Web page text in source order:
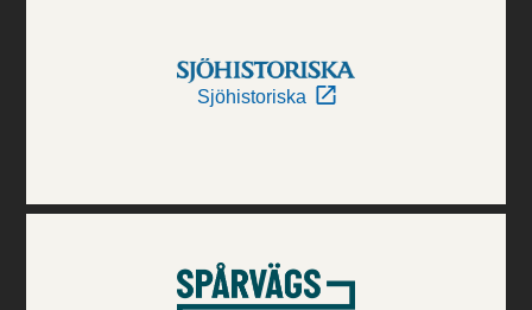
Sjöhistoriska